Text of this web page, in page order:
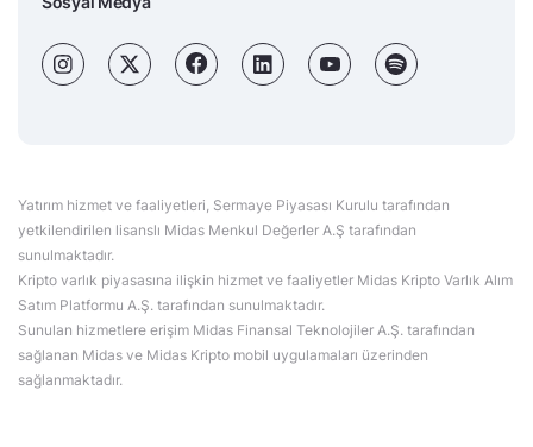
Yatırım hizmet ve faaliyetleri, Sermaye Piyasası Kurulu tarafından
yetkilendirilen lisanslı Midas Menkul Değerler A.Ş tarafından
sunulmaktadır.
Kripto varlık piyasasına ilişkin hizmet ve faaliyetler Midas Kripto Varlık Alım
Satım Platformu A.Ş. tarafından sunulmaktadır.
Sunulan hizmetlere erişim Midas Finansal Teknolojiler A.Ş. tarafından
sağlanan Midas ve Midas Kripto mobil uygulamaları üzerinden
sağlanmaktadır.